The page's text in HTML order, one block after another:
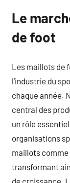
Le
de foot
Les maillots de
l’industrie du
chaque année.
central des
un rôle
organisations
maillots comme
transformant
de croissance.